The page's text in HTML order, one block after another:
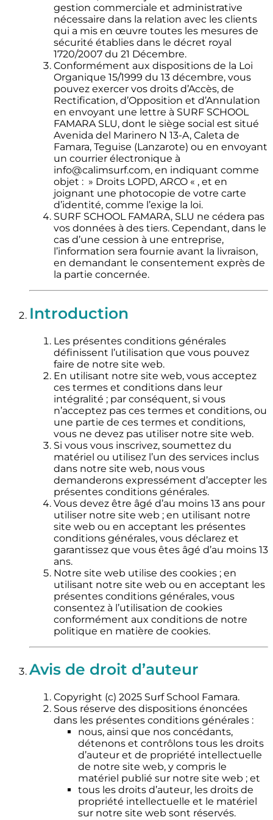
gestion commerciale et administrative
nécessaire dans la relation avec les clients
qui a mis en œuvre toutes les mesures de
sécurité établies dans le décret royal
1720/2007 du 21 Décembre.
Conformément aux dispositions de la Loi
Organique 15/1999 du 13 décembre, vous
pouvez exercer vos droits d’Accès, de
Rectification, d’Opposition et d’Annulation
en envoyant une lettre à SURF SCHOOL
FAMARA SLU, dont le siège social est situé
Avenida del Marinero N 13-A, Caleta de
Famara, Teguise (Lanzarote) ou en envoyant
un courrier électronique à
info@calimsurf.com, en indiquant comme
objet : » Droits LOPD, ARCO « , et en
joignant une photocopie de votre carte
d’identité, comme l’exige la loi.
SURF SCHOOL FAMARA, SLU ne cédera pas
vos données à des tiers. Cependant, dans le
cas d’une cession à une entreprise,
l’information sera fournie avant la livraison,
en demandant le consentement exprès de
la partie concernée.
Introduction
Les présentes conditions générales
définissent l’utilisation que vous pouvez
faire de notre site web.
En utilisant notre site web, vous acceptez
ces termes et conditions dans leur
intégralité ; par conséquent, si vous
n’acceptez pas ces termes et conditions, ou
une partie de ces termes et conditions,
vous ne devez pas utiliser notre site web.
Si vous vous inscrivez, soumettez du
matériel ou utilisez l’un des services inclus
dans notre site web, nous vous
demanderons expressément d’accepter les
présentes conditions générales.
Vous devez être âgé d’au moins 13 ans pour
utiliser notre site web ; en utilisant notre
site web ou en acceptant les présentes
conditions générales, vous déclarez et
garantissez que vous êtes âgé d’au moins 13
ans.
Notre site web utilise des cookies ; en
utilisant notre site web ou en acceptant les
présentes conditions générales, vous
consentez à l’utilisation de cookies
conformément aux conditions de notre
politique en matière de cookies.
Avis de droit d’auteur
Copyright (c) 2025 Surf School Famara.
Sous réserve des dispositions énoncées
dans les présentes conditions générales :
nous, ainsi que nos concédants,
détenons et contrôlons tous les droits
d’auteur et de propriété intellectuelle
de notre site web, y compris le
matériel publié sur notre site web ; et
tous les droits d’auteur, les droits de
propriété intellectuelle et le matériel
sur notre site web sont réservés.